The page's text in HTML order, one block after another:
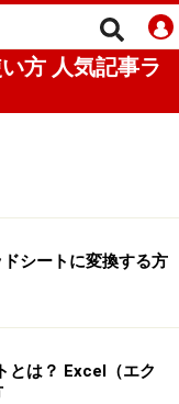
方 人気記事ラ
シートに変換する方
とは？ Excel（エク